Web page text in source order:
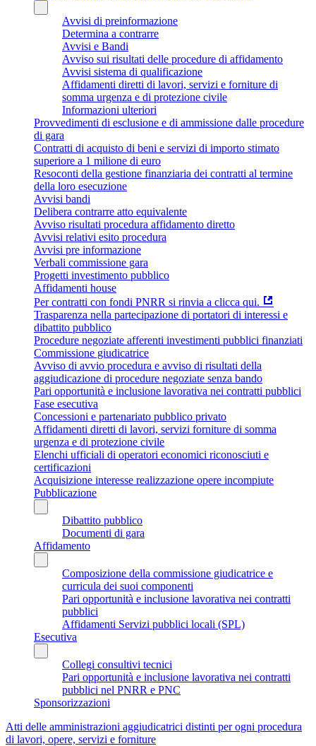
Avvisi di preinformazione
Determina a contrarre
Avvisi e Bandi
Avviso sui risultati delle procedure di affidamento
Avvisi sistema di qualificazione
Affidamenti diretti di lavori, servizi e forniture di
somma urgenza e di protezione civile
Informazioni ulteriori
Provvedimenti di esclusione e di ammissione dalle procedure
di gara
Contratti di acquisto di beni e servizi di importo stimato
superiore a 1 milione di euro
Resoconti della gestione finanziaria dei contratti al termine
della loro esecuzione
Avvisi bandi
Delibera contrarre atto equivalente
Avviso risultati procedura affidamento diretto
Avvisi relativi esito procedura
Avvisi pre informazione
Verbali commissione gara
Progetti investimento pubblico
Affidamenti house
Per contratti con fondi PNRR si rinvia a clicca qui.
Trasparenza nella partecipazione di portatori di interessi e
dibattito pubblico
Procedure negoziate afferenti investimenti pubblici finanziati
Commissione giudicatrice
Avviso di avvio procedura e avviso di risultati della
aggiudicazione di procedure negoziate senza bando
Pari opportunità e inclusione lavorativa nei contratti pubblici
Fase esecutiva
Concessioni e partenariato pubblico privato
Affidamenti diretti di lavori, servizi forniture di somma
urgenza e di protezione civile
Elenchi ufficiali di operatori economici riconosciuti e
certificazioni
Acquisizione interesse realizzazione opere incompiute
Pubblicazione
Dibattito pubblico
Documenti di gara
Affidamento
Composizione della commissione giudicatrice e
curricula dei suoi componenti
Pari opportunità e inclusione lavorativa nei contratti
pubblici
Affidamenti Servizi pubblici locali (SPL)
Esecutiva
Collegi consultivi tecnici
Pari opportunità e inclusione lavorativa nei contratti
pubblici nel PNRR e PNC
Sponsorizzazioni
Atti delle amministrazioni aggiudicatrici distinti per ogni procedura
di lavori, opere, servizi e forniture